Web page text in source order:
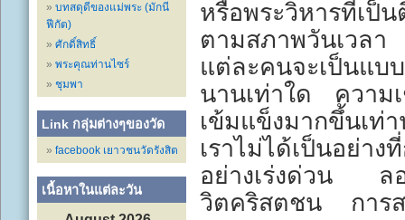
บทสดุดีของแม่พระ (มักนี
ฟีกัต)
ศักดิ์สิทธิ์
พระคุณท่านไซร์
ชุมพา
Link กลุ่มต่างๆของวัด
facebook เยาวชนวัดรังสิต
เนื้อหาในแต่ละวัน
หรือพระวิหารที่เป็
ตามสภาพวันเวลา
แต่ละคนจะเป็นแบ
นานเท่าใด ความ
เข้มแข็งมากขึ้นเท่
เราไม่ได้เป็นอย่า
อย่างเร่งด่วน ลอ
วิตคริสตชน การส